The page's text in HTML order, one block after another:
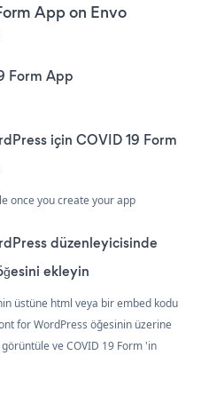
App on Envo
Form App
için COVID 19 Form
once you create your app
düzenleyicisinde
ekleyin
üstüne html veya bir embed kodu
for WordPress öğesinin üzerine
görüntüle ve COVID 19 Form 'in